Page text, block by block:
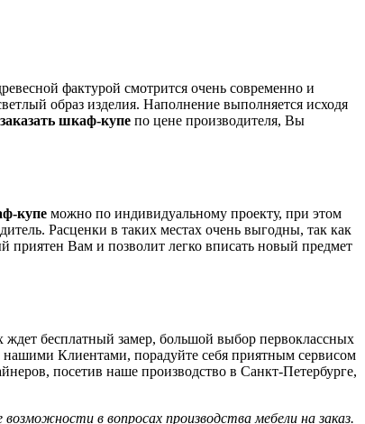
фактурой смотрится очень современно и
образ изделия. Наполнение выполняется исходя
заказать шкаф-купе по цене производителя, Вы
купе можно по индивидуальному проекту, при этом
Расценки в таких местах очень выгодны, так как
приятен Вам и позволит легко вписать новый предмет
бесплатный замер, большой выбор первоклассных
Клиентами, порадуйте себя приятным сервисом
посетив наше производство в Санкт-Петербурге,
в вопросах производства мебели на заказ.